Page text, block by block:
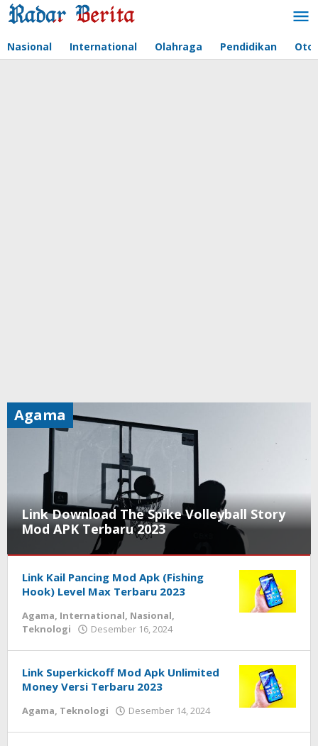
Lewati
ke
Nasional International Olahraga Pendidikan
Link Download The Spike Volleyball Story
Mod APK Terbaru 2023
Nasional,
Otomatif,
Teknologi
2024
oleh
Agama
Link Kail Pancing Mod Apk (Fishing
Hook) Level Max Terbaru 2023
Agama, International, Nasional,
Teknologi
Desember 16, 2024
Link Superkickoff Mod Apk Unlimited
Money Versi Terbaru 2023
Agama, Teknologi Desember 14, 2024